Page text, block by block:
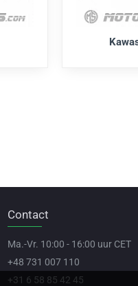
Contact
Ma.-Vr. 10:00 - 16:00 uur CET
+48 731 007 110
+31 6 58 85 42 45